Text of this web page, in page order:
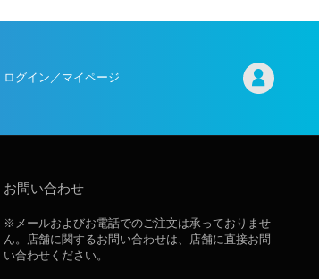
ログイン／マイページ
お問い合わせ
※メールおよびお電話でのご注文は承っておりませ
ん。店舗に関するお問い合わせは、店舗に直接お問
い合わせください。